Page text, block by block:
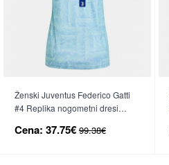
Ženski Juventus Federico Gatti
#4 Replika nogometni dresi
Cena: 37.75€ 99.38€